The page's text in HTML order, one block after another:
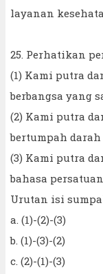
layanan
25. Perhatikan
(1) Kami putra
berbangsa yang
(2) Kami putra
bertumpah
(3) Kami putra
bahasa
Urutan isi
a. (1)-(2)-(3)
b. (1)-(3)-(2)
c. (2)-(1)-(3)